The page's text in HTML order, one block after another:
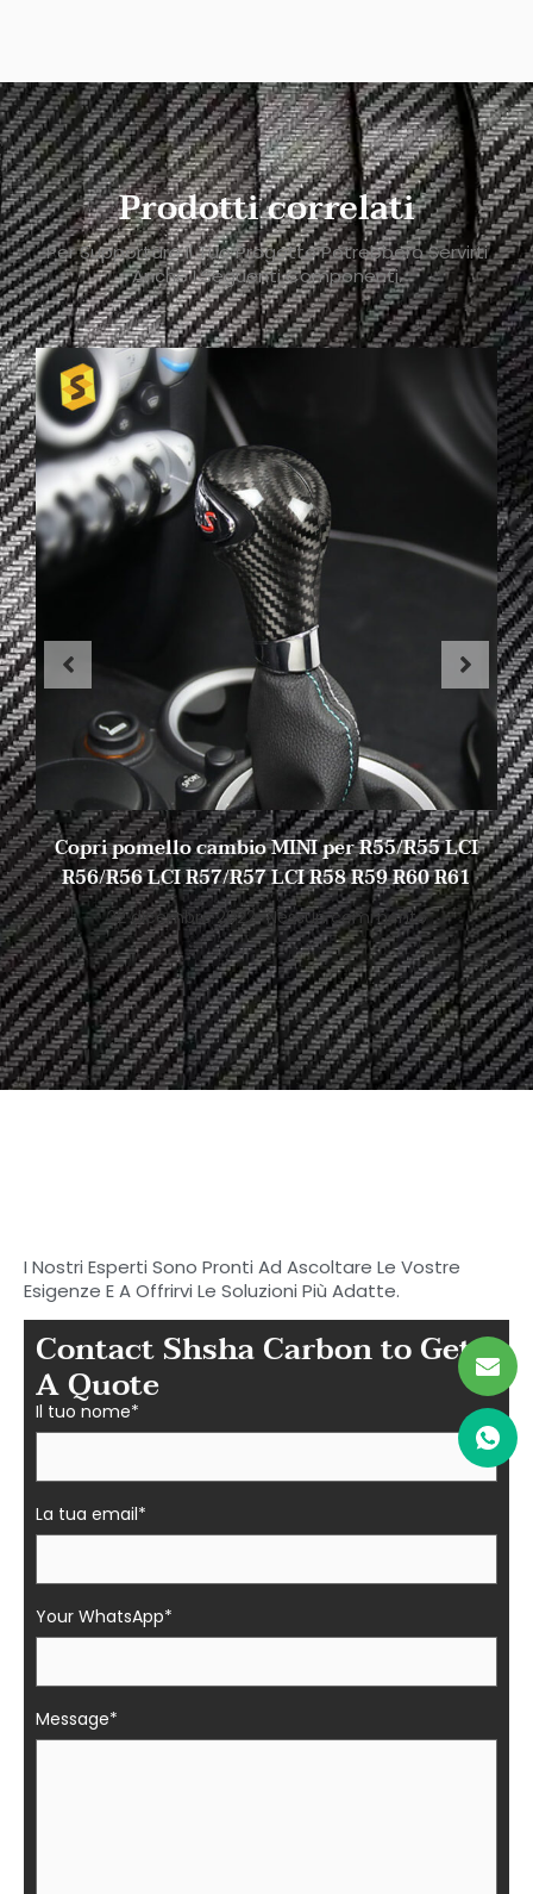
Prodotti correlati
Per Supportare Il Tuo Progetto Potrebbero Servirti
Anche I Seguenti Componenti.
Copri pomello cambio MINI per R55/R55 LCI
R56/R56 LCI R57/R57 LCI R58 R59 R60 R61
22 dicembre 2022 Nessun commento
I Nostri Esperti Sono Pronti Ad Ascoltare Le Vostre
Esigenze E A Offrirvi Le Soluzioni Più Adatte.
Contact Shsha Carbon to Get
A Quote
Il tuo nome*
La tua email*
Your WhatsApp*
Message*